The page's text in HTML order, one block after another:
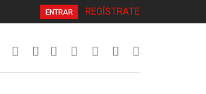
ENTRAR REGÍSTRATE